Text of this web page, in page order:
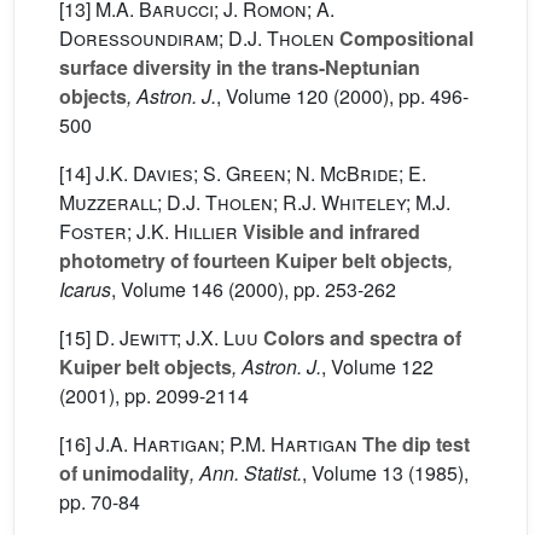
[13] M.A. Barucci; J. Romon; A.
Doressoundiram; D.J. Tholen Compositional
surface diversity in the trans-Neptunian
objects, Astron. J., Volume 120 (2000), pp. 496-
500
[14]J.K. Davies; S. Green; N. McBride; E.
Muzzerall; D.J. Tholen; R.J. Whiteley; M.J.
Foster; J.K. Hillier Visible and infrared
photometry of fourteen Kuiper belt objects,
Icarus, Volume 146 (2000), pp. 253-262
[15] D. Jewitt; J.X. Luu Colors and spectra of
Kuiper belt objects, Astron. J., Volume 122
(2001), pp. 2099-2114
[16]J.A. Hartigan; P.M. Hartigan The dip test
of unimodality, Ann. Statist., Volume 13 (1985),
pp. 70-84